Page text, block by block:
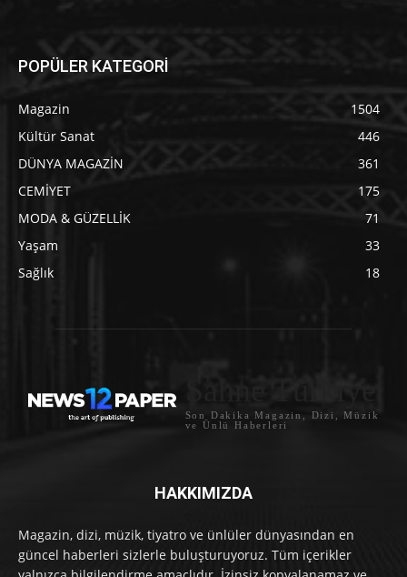
POPÜLER KATEGORİ
Magazin
1504
Kültür Sanat
446
DÜNYA MAGAZİN
361
CEMİYET
175
MODA & GÜZELLİK
71
Yaşam
33
Sağlık
18
Sahne Türkiye
Son Dakika Magazin, Dizi, Müzik
ve Ünlü Haberleri
HAKKIMIZDA
Magazin, dizi, müzik, tiyatro ve ünlüler dünyasından en
güncel haberleri sizlerle buluşturuyoruz. Tüm içerikler